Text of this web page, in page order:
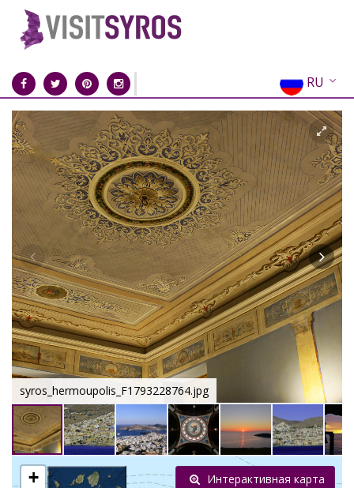
RU
EN
EL
FR
DE
IT
ES
CN
syros_hermoupolis_F1793228764.jpg
+ Интерактивная карта